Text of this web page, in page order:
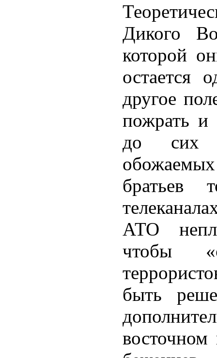
Дикого
которой
остается
другое
пожрать и
до сих
братьев
АТО
чтобы
быть
восточном